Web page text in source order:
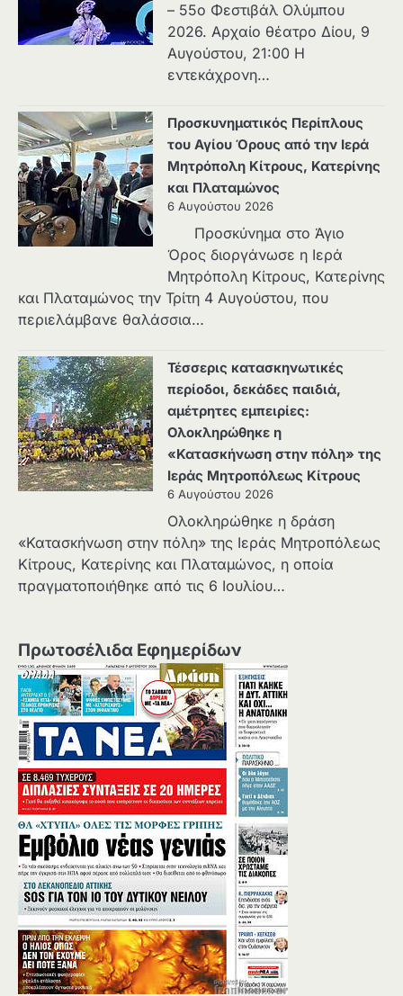
– 55ο Φεστιβάλ Ολύμπου
2026. Αρχαίο θέατρο Δίου, 9
Αυγούστου, 21:00 Η
εντεκάχρονη…
Προσκυνηματικός Περίπλους
του Αγίου Όρους από την Ιερά
Μητρόπολη Κίτρους, Κατερίνης
και Πλαταμώνος
6 Αυγούστου 2026
Προσκύνημα στο Άγιο
Όρος διοργάνωσε η Ιερά
Μητρόπολη Κίτρους, Κατερίνης
και Πλαταμώνος την Τρίτη 4 Αυγούστου, που
περιελάμβανε θαλάσσια…
Τέσσερις κατασκηνωτικές
περίοδοι, δεκάδες παιδιά,
αμέτρητες εμπειρίες:
Ολοκληρώθηκε η
«Κατασκήνωση στην πόλη» της
Ιεράς Μητροπόλεως Κίτρους
6 Αυγούστου 2026
Ολοκληρώθηκε η δράση
«Κατασκήνωση στην πόλη» της Ιεράς Μητροπόλεως
Κίτρους, Κατερίνης και Πλαταμώνος, η οποία
πραγματοποιήθηκε από τις 6 Ιουλίου…
Πρωτοσέλιδα Εφημερίδων